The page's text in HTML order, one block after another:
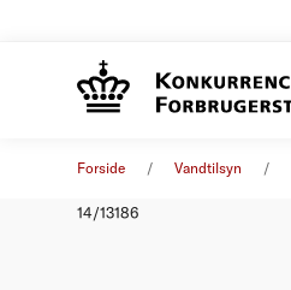
Forside Vandtilsyn
14/13186